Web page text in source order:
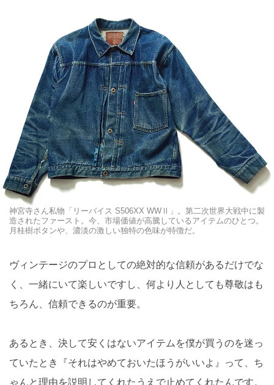
神宮寺さん私物「リーバイス S506XX WWⅡ」。第二次世界大戦中に製
造されたファースト。今、市場価値が高騰しているアイテムのひとつ。
月桂樹ボタンや、濃淡の激しい独特の色味が特徴だ。
ヴィンテージのプロとしての絶対的な信頼があるだけでな
く、一緒にいて楽しいですし、何より人としても尊敬はも
ちろん、信頼できるのが重要。
あるとき、決して安くはないアイテムを僕が買うのを迷っ
ていたとき『それはやめておいたほうがいいよ』って、ち
ゃんと理由を説明してくれたうえで止めてくれたんです。